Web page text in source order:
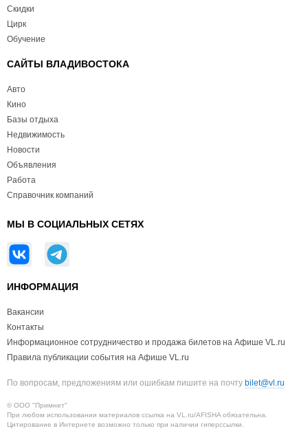
Скидки
Цирк
Обучение
САЙТЫ ВЛАДИВОСТОКА
Авто
Кино
Базы отдыха
Недвижимость
Новости
Объявления
Работа
Справочник компаний
МЫ В СОЦИАЛЬНЫХ СЕТЯХ
ИНФОРМАЦИЯ
Вакансии
Контакты
Информационное сотрудничество и продажа билетов на Афише VL.ru
Правила публикации события на Афише VL.ru
По вопросам, предложениям или ошибкам пишите на почту bilet@vl.ru
© ООО "Примнет"
При любом использовании материалов ссылка на VL.ru/AFISHA обязательна.
Цитирование в Интернете возможно только при наличии гиперссылки.